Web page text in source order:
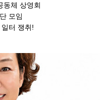
동체 상영회
모임
터 쟁취!